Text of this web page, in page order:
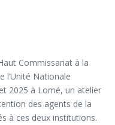
Commissariat à la
l’Unité Nationale
2025 à Lomé, un atelier
des agents de la
à ces deux institutions.